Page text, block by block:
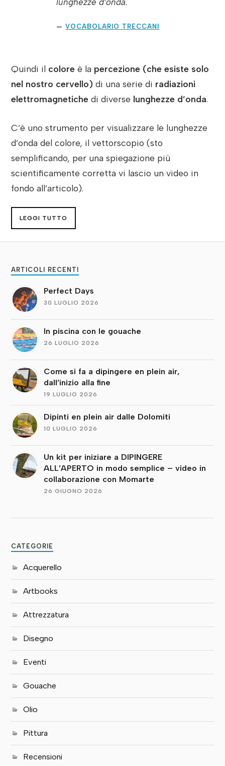
VOCABOLARIO TRECCANI
Quindi il colore è la percezione (che esiste solo
nel nostro cervello)di una serie di radiazioni
elettromagnetiche di diverse lunghezze d’onda.
C’è uno strumento per visualizzare le lunghezze
d’onda del colore, il vettorscopio (sto
semplificando, per una spiegazione più
scientificamente corretta vi lascio un video in
fondo all’articolo).
LEGGI TUTTO
ARTICOLI RECENTI
Perfect Days
30 LUGLIO 2026
In piscina con le gouache
26 LUGLIO 2026
Come si fa a dipingere en plein air,
dall’inizio alla fine
19 LUGLIO 2026
Dipinti en plein air dalle Dolomiti
10 LUGLIO 2026
Un kit per iniziare a DIPINGERE
ALL’APERTO in modo semplice – video in
collaborazione con Momarte
26 GIUGNO 2026
CATEGORIE
Acquerello
Artbooks
Attrezzatura
Disegno
Eventi
Gouache
Olio
Pittura
Recensioni